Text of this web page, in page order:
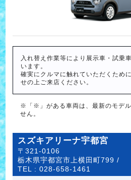
入れ替え作業等により展示車・試乗
います。
確実にクルマに触れていただくため
せの上ご来店ください。
※「※」がある車両は、最新のモデル
せん。
スズキアリーナ宇都宮
〒321-0106
栃木県宇都宮市上横田町799 /
TEL :028-658-1461